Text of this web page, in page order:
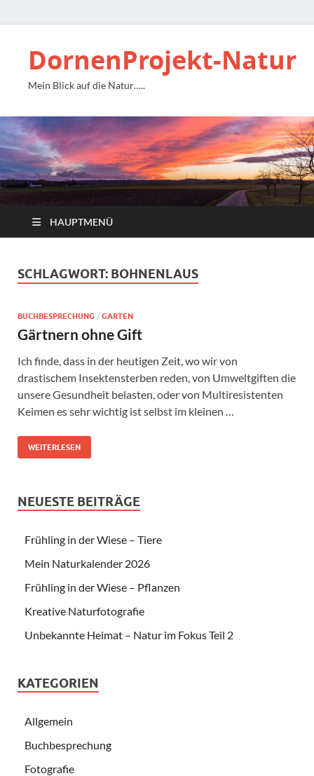
DornenProjekt-Natur
Mein Blick auf die Natur…..
HAUPTMENÜ
SCHLAGWORT: BOHNENLAUS
BUCHBESPRECHUNG / GARTEN
Gärtnern ohne Gift
Ich finde, dass in der heutigen Zeit, wo wir von
drastischem Insektensterben reden, von Umweltgiften die
unsere Gesundheit belasten, oder von Multiresistenten
Keimen es sehr wichtig ist selbst im kleinen …
WEITERLESEN
NEUESTE BEITRÄGE
Frühling in der Wiese – Tiere
Mein Naturkalender 2026
Frühling in der Wiese – Pflanzen
Kreative Naturfotografie
Unbekannte Heimat – Natur im Fokus Teil 2
KATEGORIEN
Allgemein
Buchbesprechung
Fotografie